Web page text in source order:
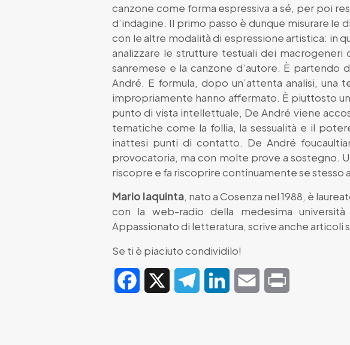
canzone come forma espressiva a sé, per poi
d’indagine. Il primo passo è dunque misurare le
con le altre modalità di espressione artistica: in
analizzare le strutture testuali dei macrogeneri
sanremese e la canzone d’autore. È partendo
André. E formula, dopo un’attenta analisi,
impropriamente hanno affermato. È piuttosto
punto di vista intellettuale, De André viene
tematiche come la follia, la sessualità e il
inattesi punti di contatto. De André
provocatoria, ma con molte prove a sostegno.
riscopre e fa riscoprire continuamente se
Mario Iaquinta, nato a Cosenza nel 1988, è
con la web-radio della medesima
Appassionato di letteratura, scrive anche articoli
Se ti è piaciuto condividilo!
Facebook TelegramLinkedIn Email